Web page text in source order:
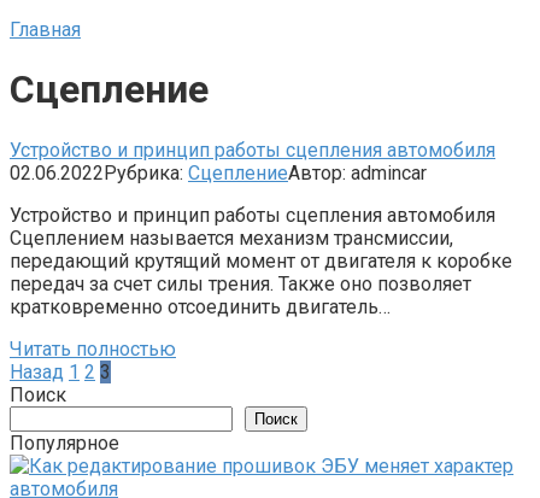
Главная
Сцепление
Устройство и принцип работы сцепления автомобиля
02.06.2022Рубрика: СцеплениеАвтор: admincar
Устройство и принцип работы сцепления автомобиля
Сцеплением называется механизм трансмиссии,
передающий крутящий момент от двигателя к коробке
передач за счет силы трения. Также оно позволяет
кратковременно отсоединить двигатель…
Читать полностью
Пагинация
записей
Назад 1 2 3
Поиск
Поиск
Популярное